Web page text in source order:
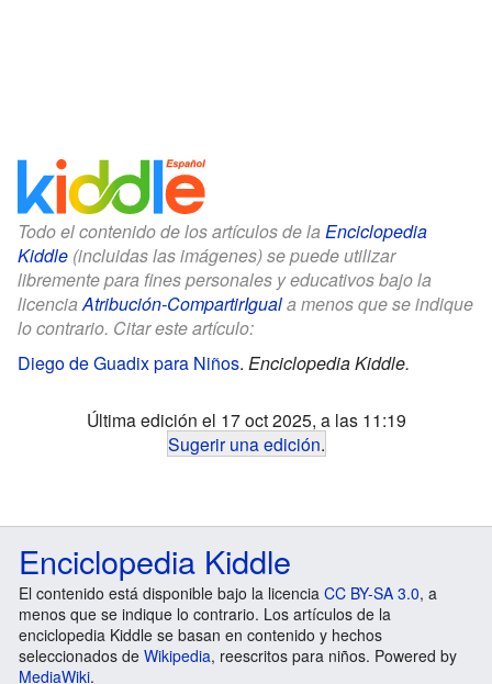
Todo el contenido de los artículos de la Enciclopedia
Kiddle (incluidas las imágenes) se puede utilizar
libremente para fines personales y educativos bajo la
licenciaAtribución-CompartirIguala menos que se indique
lo contrario. Citar este artículo:
Diego de Guadix para Niños. Enciclopedia Kiddle.
Última edición el 17 oct 2025, a las 11:19
Sugerir una edición.
Enciclopedia Kiddle
El contenido está disponible bajo la licencia CC BY-SA 3.0, a
menos que se indique lo contrario. Los artículos de la
enciclopedia Kiddle se basan en contenido y hechos
seleccionados de Wikipedia, reescritos para niños. Powered by
MediaWiki.